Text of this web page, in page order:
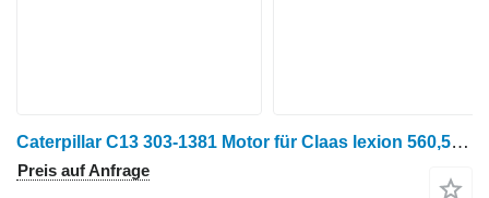
Caterpillar C13 303-1381 Motor für Claas lexion 560,570,760 Getreideernter
Preis auf Anfrage